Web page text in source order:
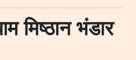
मिष्ठान भंडार